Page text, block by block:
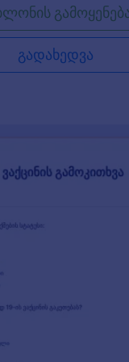
გამოყენებით.
ლოგო და ჩასვით
გააზიარეთ ლინკის
შეავსებინეთ
ატვირთეთ
ფორმა 100+
რათა ავტომატურად
თქვენს სხვა
Google Drive,
Jotform ასევე
რათა
გადახედვა